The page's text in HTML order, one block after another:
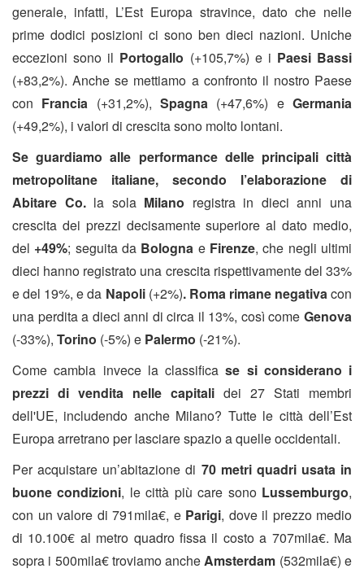
generale, infatti, L’Est Europa stravince, dato che nelle
prime dodici posizioni ci sono ben dieci nazioni. Uniche
eccezioni sono il Portogallo (+105,7%) e i Paesi Bassi
(+83,2%). Anche se mettiamo a confronto il nostro Paese
con Francia (+31,2%),Spagna (+47,6%) eGermania
(+49,2%), i valori di crescita sono molto lontani.
Se guardiamo alle performance delle principali città
metropolitane italiane, secondo l’elaborazione di
Abitare Co. la sola Milano registra in dieci anni una
crescita dei prezzi decisamente superiore al dato medio,
del +49%; seguita da Bologna eFirenze, che negli ultimi
dieci hanno registrato una crescita rispettivamente del 33%
e del 19%, e da Napoli(+2%). Roma rimane negativacon
una perdita a dieci anni di circa il 13%, così come Genova
(-33%), Torino (-5%) e Palermo (-21%).
Come cambia invece la classificase si considerano i
prezzi di vendita nelle capitali dei 27 Stati membri
dell'UE, includendo anche Milano? Tutte le città dell’Est
Europa arretrano per lasciare spazio a quelle occidentali.
Per acquistare un’abitazione di 70 metri quadri usata in
buone condizioni, le città più care sono Lussemburgo,
con un valore di 791mila€, e Parigi, dove il prezzo medio
di 10.100€ al metro quadro fissa il costo a 707mila€. Ma
sopra i 500mila€ troviamo ancheAmsterdam (532mila€) e